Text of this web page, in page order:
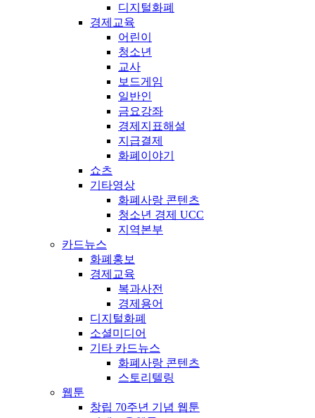
디지털화폐
경제교육
어린이
청소년
교사
보드게임
일반인
금요강좌
경제지표해설
지급결제
화폐이야기
쇼츠
기타영상
화폐사랑 콘텐츠
청소년 경제 UCC
지역본부
카드뉴스
화폐홍보
경제교육
복과사전
경제용어
디지털화폐
소셜미디어
기타 카드뉴스
화폐사랑 콘텐츠
스토리텔링
웹툰
창립 70주년 기념 웹툰